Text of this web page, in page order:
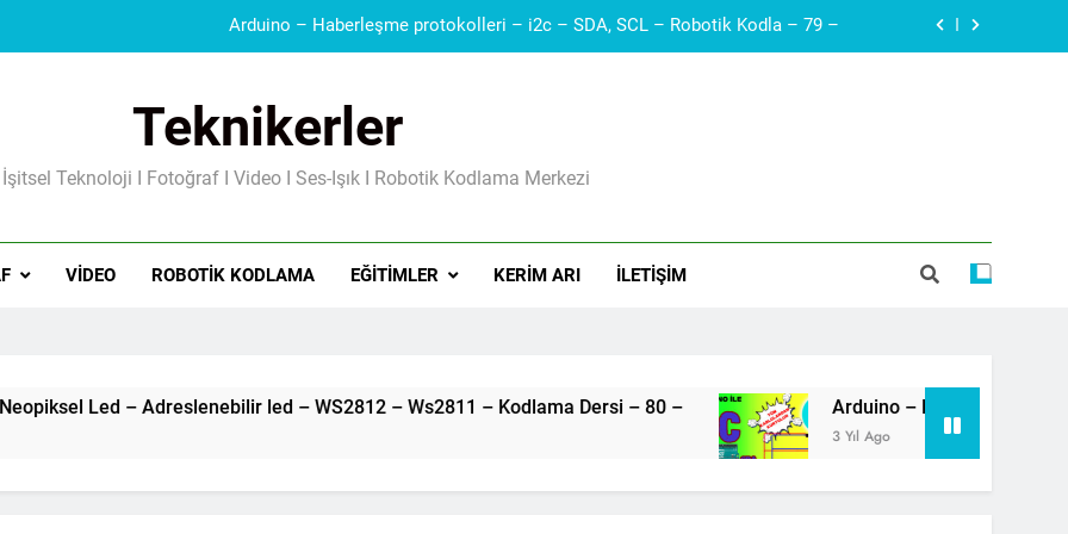
Arduino – Haberleşme protokolleri – i2c – SDA, SCL – Robotik Kodla – 79 –
Güç Kaynakları I Şarj Aleti I Besleme Kartı I Voltaj Regülatörleri Hakkında Herşey
Arduino – Neopiksel Led – Adreslenebilir led – WS2812 – Ws2811 – Kodlama Dersi – 80 –
Teknikerler
Teknoloji I Fotoğraf I Video I Ses-Işık I Robotik Kodlama Merkezi
VIDEO ROBOTIK KODLAMA EĞITIMLER KERIM ARI İLETIŞIM
Arduino – Neopiksel Led – Adreslenebilir led – WS2812 – Ws2811 – Kodlama Dersi – 80 –
3 Yıl Ago